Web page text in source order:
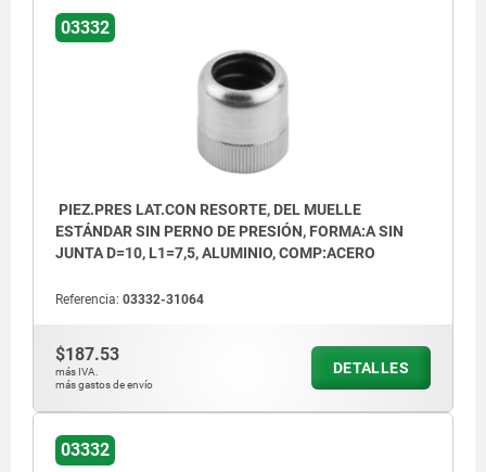
03332
PIEZ.PRES LAT.CON RESORTE, DEL MUELLE
ESTÁNDAR SIN PERNO DE PRESIÓN, FORMA:A SIN
JUNTA D=10, L1=7,5, ALUMINIO, COMP:ACERO
Referencia: 03332-31064
$187.53
más IVA.
más gastos de envío
DETALLES
03332